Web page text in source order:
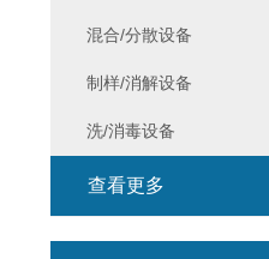
混合/分散设备
制样/消解设备
洗/消毒设备
查看更多